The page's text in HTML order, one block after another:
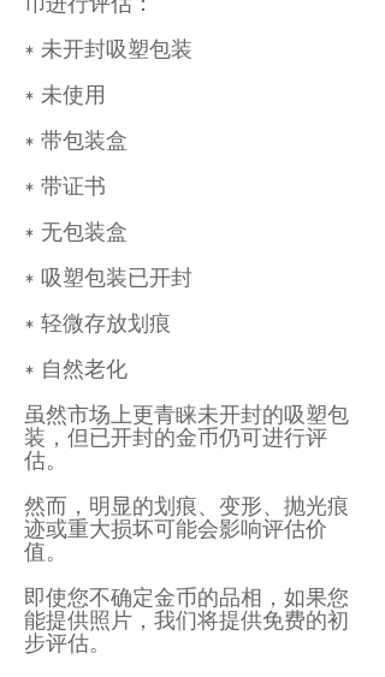
* 未开封吸塑包装
* 未使用
* 带包装盒
* 带证书
* 无包装盒
* 吸塑包装已开封
* 轻微存放划痕
* 自然老化
虽然市场上更青睐未开封的吸塑包
装，但已开封的金币仍可进行评
估。
然而，明显的划痕、变形、抛光痕
迹或重大损坏可能会影响评估价
值。
即使您不确定金币的品相，如果您
能提供照片，我们将提供免费的初
步评估。